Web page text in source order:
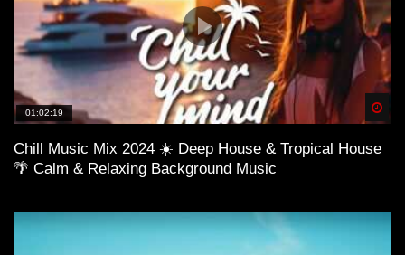
01:02:19
Chill Music Mix 2024 ☀️ Deep House & Tropical House
🌴 Calm & Relaxing Background Music